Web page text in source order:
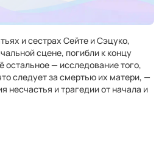
и сестрах Сейте и Сэцуко,
сцене, погибли к концу
остальное — исследование того,
следует за смертью их матери, —
несчастья и трагедии от начала и